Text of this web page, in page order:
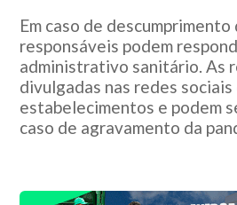
Em caso de
responsáveis podem
administrativo sanitário. As
divulgadas nas redes sociais
estabelecimentos e podem
caso de agravamento da